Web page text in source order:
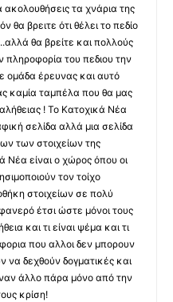
ακολουθήσεις τα χνάρια της
θα βρειτε ότι θέλει το πεδίο
θα βρείτε και πολλούς
του πεδιου την
ομάδα έρευνας και αυτό
καμία ταμπέλα που θα μας
! Το Κατοχικά Νέα
σελίδα αλλά μια σελίδα
των στοιχείων της
Νέα είναι ο χώρος όπου οι
τον τοίχο
στοιχείων σε πολύ
έτσι ώστε μόνοι τους
και τι είναι ψέμα και τι
που αλλοι δεν μπορουν
δεχθούν δογματικές και
άλλο πάρα μόνο από την
κρίση!